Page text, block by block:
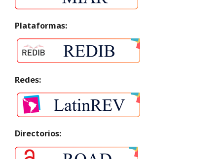
Plataformas:
Redes:
Directorios: